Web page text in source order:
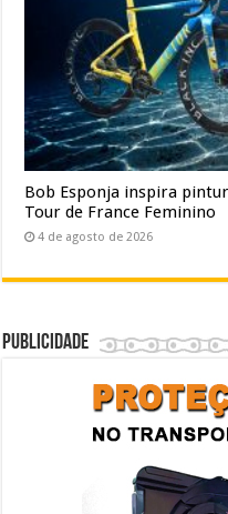
Bob Esponja inspira
Tour de France Feminino
4 de agosto de 2026
Publicidade